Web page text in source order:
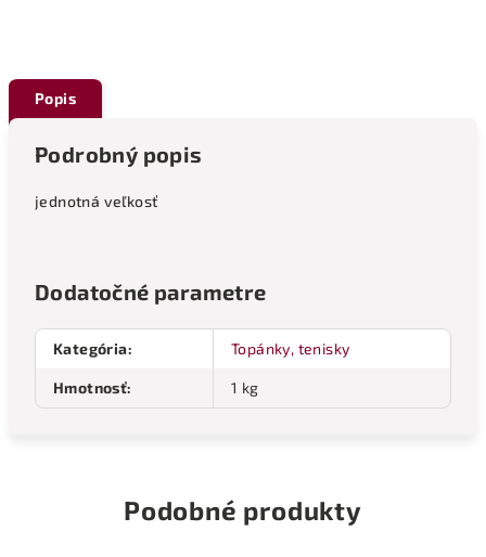
Popis
Podrobný popis
jednotná veľkosť
Dodatočné parametre
Kategória: Topánky, tenisky
Hmotnosť: 1 kg
Podobné produkty